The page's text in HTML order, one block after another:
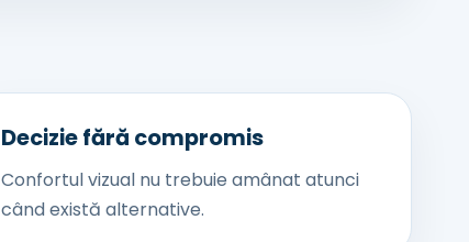
Decizie fără compromis
Confortul vizual nu trebuie amânat atunci
când există alternative.